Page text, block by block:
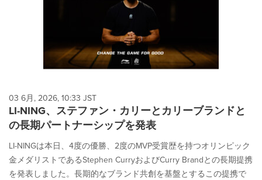
03 6月, 2026, 10:33 JST
LI-NING、ステファン・カリーとカリーブランドと
の長期パートナーシップを発表
LI-NINGは本日、4度の優勝、2度のMVP受賞歴を持つオリンピック
金メダリストであるStephen CurryおよびCurry Brandとの長期提携
を発表しました。長期的なブランド共創を基盤とするこの提携で